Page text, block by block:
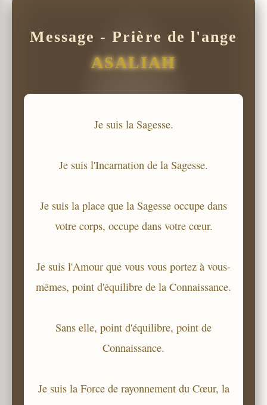
Message - Prière de l'ange
ASALIAH
Je suis la Sagesse.
Je suis l'Incarnation de la Sagesse.
Je suis la place que la Sagesse occupe dans
votre corps, occupe dans votre cœur.
Je suis l'Amour que vous vous portez à vous-
mêmes, point d'équilibre de la Connaissance.
Sans elle, point d'équilibre, point de
Connaissance.
Je suis la Force de rayonnement du Cœur, la